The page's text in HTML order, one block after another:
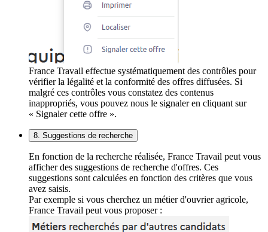
France Travail effectue systématiquement des contrôles pour
vérifier la légalité et la conformité des offres diffusées. Si
malgré ces contrôles vous constatez des contenus
inappropriés, vous pouvez nous le signaler en cliquant sur
« Signaler cette offre ».
8. Suggestions de recherche
En fonction de la recherche réalisée, France Travail peut vous
afficher des suggestions de recherche d'offres. Ces
suggestions sont calculées en fonction des critères que vous
avez saisis.
Par exemple si vous cherchez un métier d'ouvrier agricole,
France Travail peut vous proposer :